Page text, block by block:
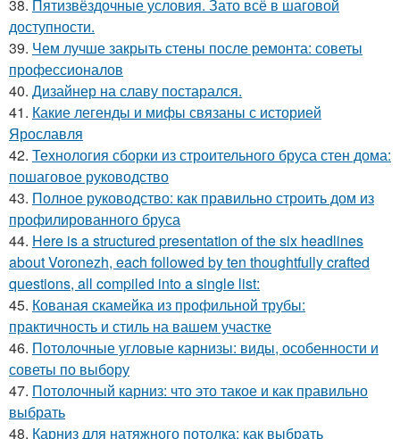
38. Пятизвёздочные условия. Зато всё в шаговой
доступности.
39. Чем лучше закрыть стены после ремонта: советы
профессионалов
40. Дизайнер на славу постарался.
41. Какие легенды и мифы связаны с историей
Ярославля
42. Технология сборки из строительного бруса стен дома:
пошаговое руководство
43. Полное руководство: как правильно строить дом из
профилированного бруса
44. Here is a structured presentation of the six headlines
about Voronezh, each followed by ten thoughtfully crafted
questions, all compiled into a single list:
45. Кованая скамейка из профильной трубы:
практичность и стиль на вашем участке
46. Потолочные угловые карнизы: виды, особенности и
советы по выбору
47. Потолочный карниз: что это такое и как правильно
выбрать
48. Карниз для натяжного потолка: как выбрать